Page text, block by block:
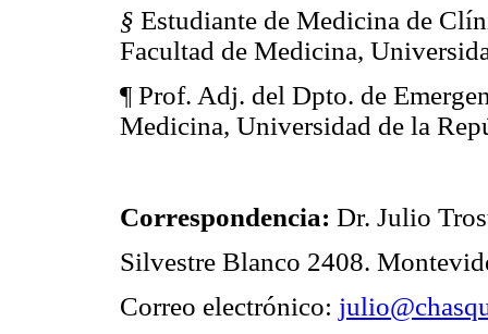
§ Estudiante de Medicina de
Facultad de Medicina,
¶ Prof. Adj. del Dpto. de
Medicina, Universidad de la
Correspondencia: Dr. Julio
Silvestre Blanco 2408.
Correo electrónico: